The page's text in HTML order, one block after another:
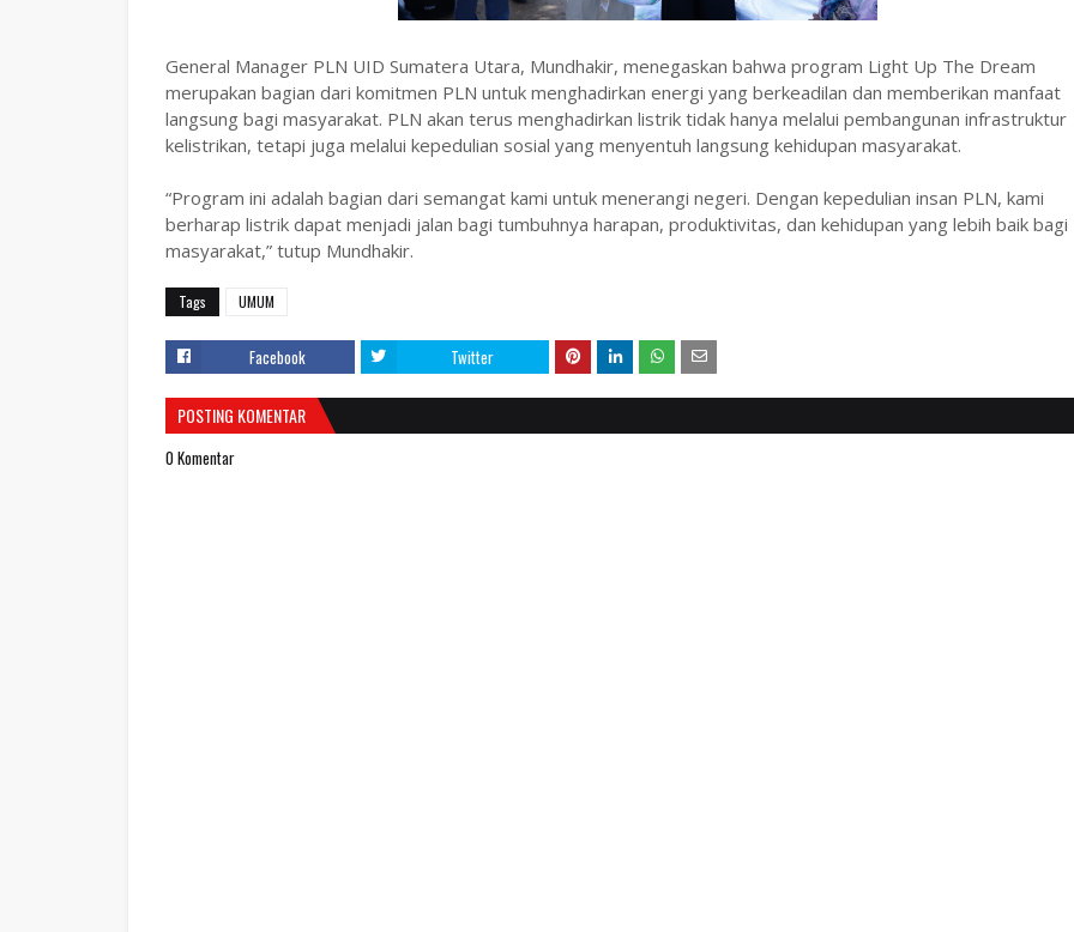
General Manager PLN UID Sumatera Utara, Mundhakir, menegaskan bahwa program Light Up The Dream
merupakan bagian dari komitmen PLN untuk menghadirkan energi yang berkeadilan dan memberikan manfaat
langsung bagi masyarakat. PLN akan terus menghadirkan listrik tidak hanya melalui pembangunan infrastruktur
kelistrikan, tetapi juga melalui kepedulian sosial yang menyentuh langsung kehidupan masyarakat.
“Program ini adalah bagian dari semangat kami untuk menerangi negeri. Dengan kepedulian insan PLN, kami
berharap listrik dapat menjadi jalan bagi tumbuhnya harapan, produktivitas, dan kehidupan yang lebih baik bagi
masyarakat,” tutup Mundhakir.
Tags UMUM
Facebook Twitter
POSTING KOMENTAR
0 Komentar